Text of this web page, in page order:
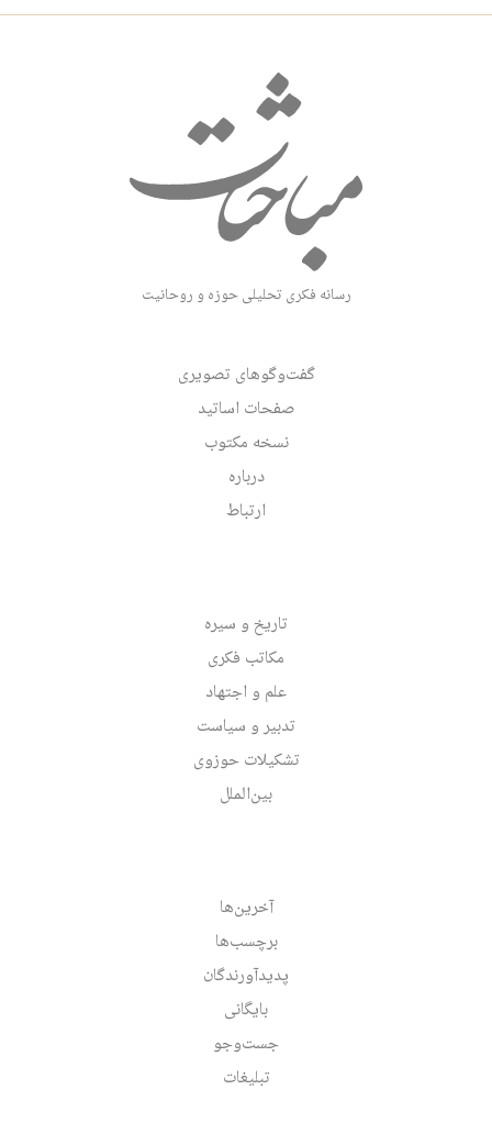
رسانه فکری تحلیلی حوزه و روحانیت
گفت‌وگوهای تصویری
صفحات اساتید
نسخه مکتوب
درباره
ارتباط
تاریخ و سیره
مکاتب فکری
علم و اجتهاد
تدبیر و سیاست
تشکیلات حوزوی
بین‌الملل
آخرین‌ها
برچسب‌ها
پدیدآورندگان
بایگانی
جست‌وجو
تبلیغات